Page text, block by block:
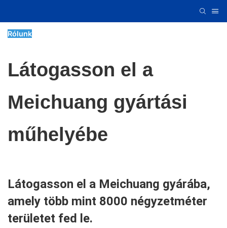
Rólunk
Látogasson el a
Meichuang gyártási
műhelyébe
Látogasson el a Meichuang gyárába,
amely több mint 8000 négyzetméter
területet fed le.